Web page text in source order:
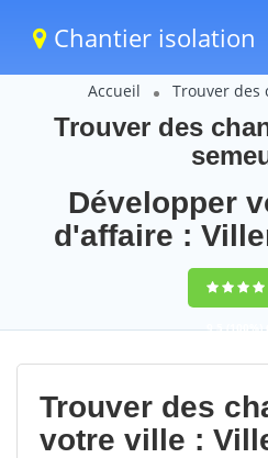
Chantier isolation
Accueil Trouver des
Trouver des
Développer
d'affaire :
9,5(100%)
votes
Trouver des
votre ville :